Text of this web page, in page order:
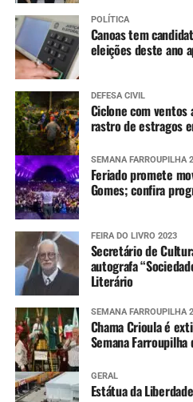
POLÍTICA
Canoas tem
eleições deste ano
DEFESA CIVIL
Ciclone com ventos
rastro de estragos
SEMANA FARROUPILHA
Feriado promete
Gomes; confira
FEIRA DO LIVRO 2023
Secretário de
autografa
Literário
SEMANA FARROUPILHA
Chama Crioula é
Semana Farroupilha
GERAL
Estátua da